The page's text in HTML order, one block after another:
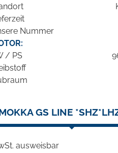
Nummer
/ PS
GS LINE
ausweisbar